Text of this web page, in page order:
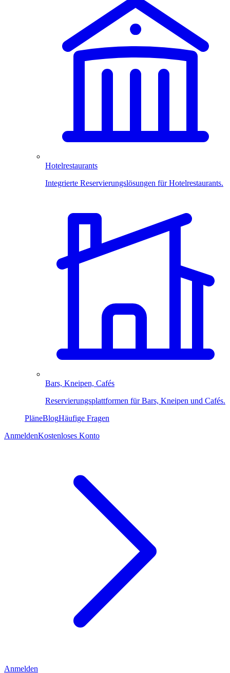
Hotelrestaurants
Integrierte Reservierungslösungen für Hotelrestaurants.
Bars, Kneipen, Cafés
Reservierungsplattformen für Bars, Kneipen und Cafés.
PläneBlogHäufige Fragen
AnmeldenKostenloses Konto
Anmelden